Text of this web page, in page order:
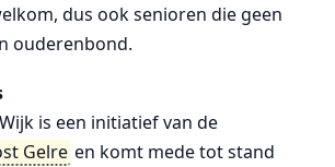
dus ook senioren die geen
ouderenbond.
is een initiatief van de
Gelre en komt mede tot stand